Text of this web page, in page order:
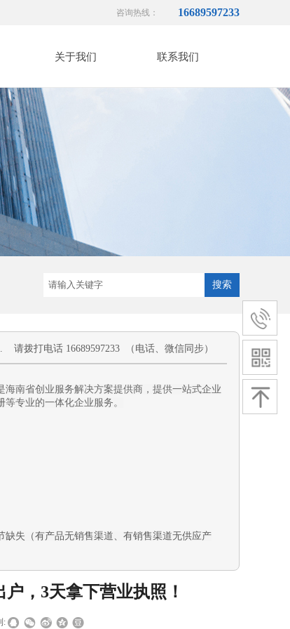
关于我们 联系我们
咨询热线： 16689597233
搜索
拨打电话 16689597233 （电话、微信同步）
海南省创业服务解决方案提供商，提供一站式企业
等专业的一体化企业服务。
失（有产品无销售渠道、有销售渠道无供应产
，3天拿下营业执照！
: